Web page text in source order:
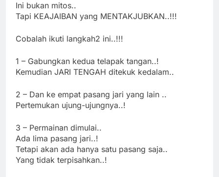
Ini bukan mitos..
Tapi KEAJAIBAN yang MENTAKJUBKAN..!!!
Cobalah ikuti langkah2 ini..!!!
1 – Gabungkan kedua telapak tangan..!
Kemudian JARI TENGAH ditekuk kedalam..
2 – Dan ke empat pasang jari yang lain ..
Pertemukan ujung-ujungnya..!
3 – Permainan dimulai..
Ada lima pasang jari..!
Tetapi akan ada hanya satu pasang saja..
Yang tidak terpisahkan..!